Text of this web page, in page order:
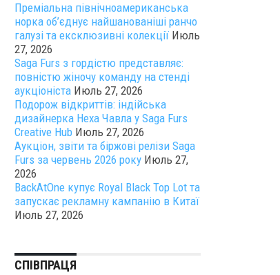
Преміальна північноамериканська
норка об’єднує найшанованіші ранчо
галузі та ексклюзивні колекції Июль
27, 2026
Saga Furs з гордістю представляє:
повністю жіночу команду на стенді
аукціоніста Июль 27, 2026
Подорож відкриттів: індійська
дизайнерка Неха Чавла у Saga Furs
Creative Hub Июль 27, 2026
Аукціон, звіти та біржові релізи Saga
Furs за червень 2026 року Июль 27,
2026
BackAtOne купує Royal Black Top Lot та
запускає рекламну кампанію в Китаї
Июль 27, 2026
СПІВПРАЦЯ